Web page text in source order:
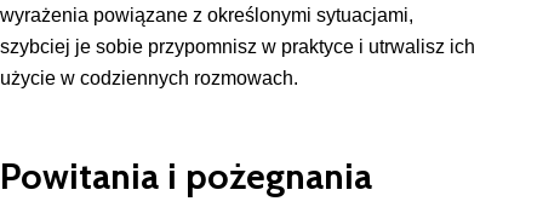
wyrażenia powiązane z określonymi sytuacjami,
szybciej je sobie przypomnisz w praktyce i utrwalisz ich
użycie w codziennych rozmowach.
Powitania i pożegnania